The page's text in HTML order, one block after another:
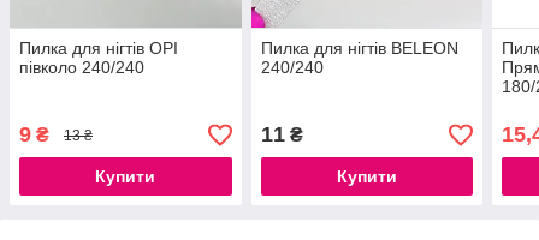
Пилка для нігтів OPI
півколо 240/240
9 ₴ 13 ₴
Купити
Пилка для нігтів BELEON
240/240
11₴
Купити